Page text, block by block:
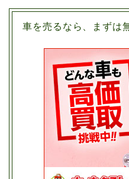
車を売るなら、まずは